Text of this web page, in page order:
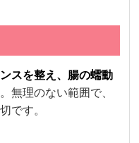
スを整え、腸の蠕動
無理のない範囲で、
です。